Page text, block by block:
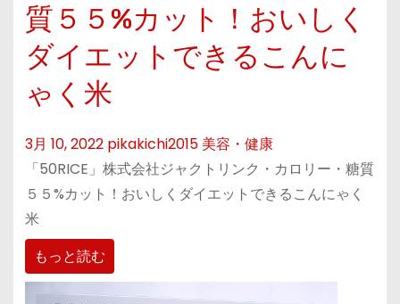
質５５%カット！おいしく
ダイエットできるこんに
ゃく米
3月 10, 2022 pikakichi2015 美容・健康
「50RICE」株式会社ジャクトリンク・カロリー・糖質
５５%カット！おいしくダイエットできるこんにゃく
米
もっと読む